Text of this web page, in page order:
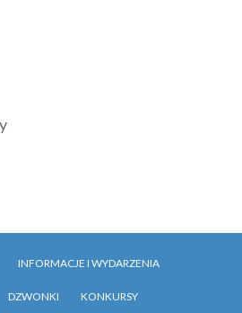
INFORMACJE I WYDARZENIA
DZWONKI KONKURSY